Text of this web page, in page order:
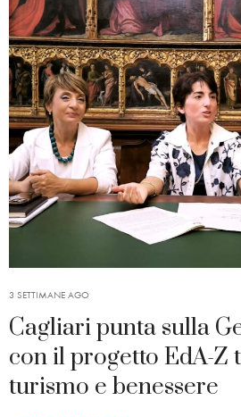
3 SETTIMANE AGO
Cagliari punta sulla
con il progetto EdA-Z
turismo e benessere